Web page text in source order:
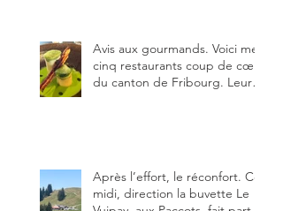
Avis aux gourmands. Voici mes
cinq restaurants coup de cœur
du canton de Fribourg. Leurs
Après l’effort, le réconfort. Ce
midi, direction la buvette Le